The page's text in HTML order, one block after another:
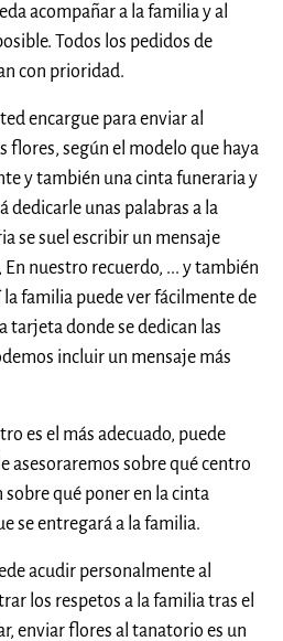
acompañar a la familia y al
Todos los pedidos de
con prioridad.
encargue para enviar al
flores, según el modelo que haya
y también una cinta funeraria y
dedicarle unas palabras a la
se suel escribir un mensaje
En nuestro recuerdo, ... y también
la familia puede ver fácilmente de
tarjeta donde se dedican las
incluir un mensaje más
es el más adecuado, puede
asesoraremos sobre qué centro
qué poner en la cinta
se entregará a la familia.
acudir personalmente al
los respetos a la familia tras el
enviar flores al tanatorio es un